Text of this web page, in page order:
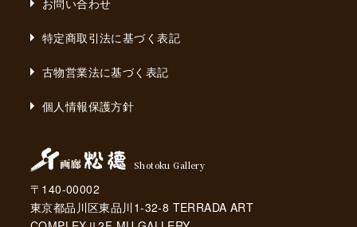
特定商取引法に基づく表記
古物営業法に基づく表記
個人情報保護方針
Shotoku Gallery
〒140-00002
東京都品川区東品川1-32-8 TERRADA ART